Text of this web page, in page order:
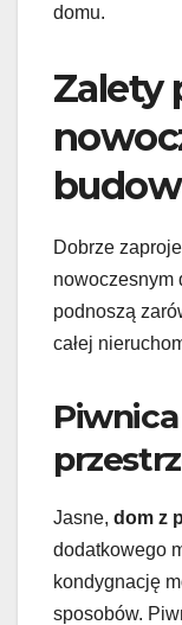
domu.
Zalety
Dobrze
nowoczesnym
podnoszą
całej
Jasne, dom z
dodatkowego
kondygnację
sposobów.